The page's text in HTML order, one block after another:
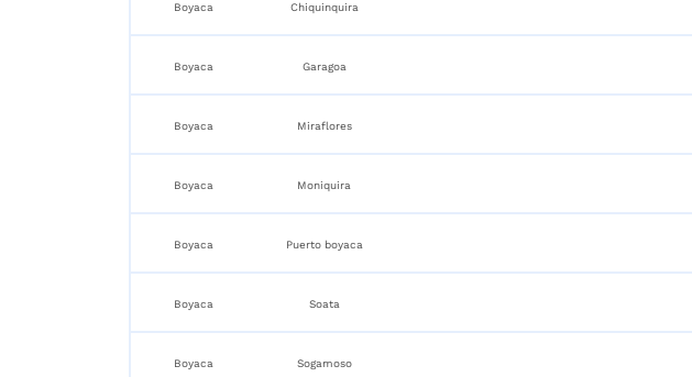
Boyaca Chiquinquira
Boyaca Garagoa
Boyaca Miraflores
Boyaca Moniquira
Boyaca Puerto boyaca
Boyaca Soata
Boyaca Sogamoso